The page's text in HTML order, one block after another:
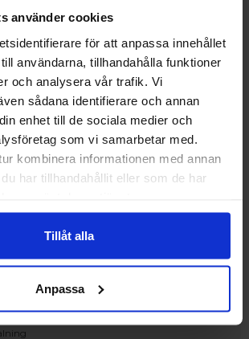
använder cookies
för att anpassa innehållet
användarna, tillhandahålla funktioner
och analysera vår trafik. Vi
sådana identifierare och annan
enhet till de sociala medier och
som vi samarbetar med.
kombinera informationen med annan
har tillhandahållit eller som de har
Tillåt alla
Anpassa
20E
Fönster